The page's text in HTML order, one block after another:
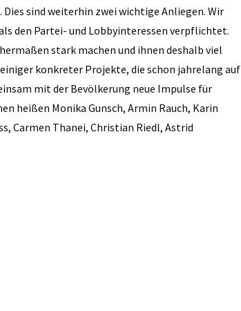
sind weiterhin zwei wichtige Anliegen. Wir
den Partei- und Lobbyinteressen verpflichtet.
stark machen und ihnen deshalb viel
konkreter Projekte, die schon jahrelang auf
mit der Bevölkerung neue Impulse für
heißen Monika Gunsch, Armin Rauch, Karin
Carmen Thanei, Christian Riedl, Astrid